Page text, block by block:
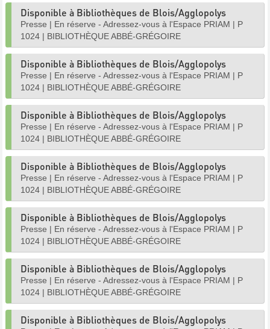
Disponible à Bibliothèques de Blois/Agglopolys
Presse | En réserve - Adressez-vous à l'Espace PRIAM | P
1024 | BIBLIOTHÈQUE ABBÉ-GRÉGOIRE
Disponible à Bibliothèques de Blois/Agglopolys
Presse | En réserve - Adressez-vous à l'Espace PRIAM | P
1024 | BIBLIOTHÈQUE ABBÉ-GRÉGOIRE
Disponible à Bibliothèques de Blois/Agglopolys
Presse | En réserve - Adressez-vous à l'Espace PRIAM | P
1024 | BIBLIOTHÈQUE ABBÉ-GRÉGOIRE
Disponible à Bibliothèques de Blois/Agglopolys
Presse | En réserve - Adressez-vous à l'Espace PRIAM | P
1024 | BIBLIOTHÈQUE ABBÉ-GRÉGOIRE
Disponible à Bibliothèques de Blois/Agglopolys
Presse | En réserve - Adressez-vous à l'Espace PRIAM | P
1024 | BIBLIOTHÈQUE ABBÉ-GRÉGOIRE
Disponible à Bibliothèques de Blois/Agglopolys
Presse | En réserve - Adressez-vous à l'Espace PRIAM | P
1024 | BIBLIOTHÈQUE ABBÉ-GRÉGOIRE
Disponible à Bibliothèques de Blois/Agglopolys